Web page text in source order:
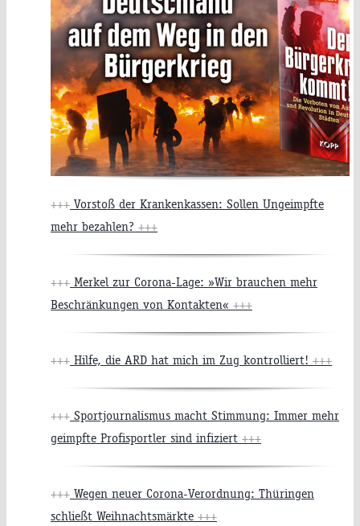
+++ Vorstoß der Krankenkassen: Sollen Ungeimpfte
mehr bezahlen? +++
+++ Merkel zur Corona-Lage: »Wir brauchen mehr
Beschränkungen von Kontakten« +++
+++ Hilfe, die ARD hat mich im Zug kontrolliert! +++
+++ Sportjournalismus macht Stimmung: Immer mehr
geimpfte Profisportler sind infiziert +++
+++ Wegen neuer Corona-Verordnung: Thüringen
schließt Weihnachtsmärkte +++